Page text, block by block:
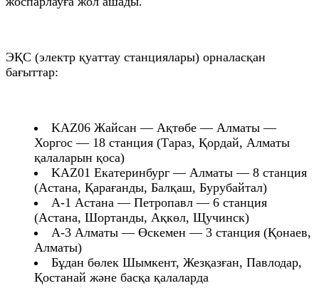
ЭҚС (электр қуаттау станциялары) орналасқан
бағыттар:
KAZ06 Жайсан — Ақтөбе — Алматы —
Хоргос — 18 станция (Тараз, Қордай, Алматы
қалаларын қоса)
KAZ01 Екатеринбург — Алматы — 8 станция
(Астана, Қарағанды, Балқаш, Бурубайтал)
А-1 Астана — Петропавл — 6 станция
(Астана, Шортанды, Ақкөл, Щучинск)
А-3 Алматы — Өскемен — 3 станция (Қонаев,
Алматы)
Бұдан бөлек Шымкент, Жезқазған, Павлодар,
Қостанай және басқа қалаларда